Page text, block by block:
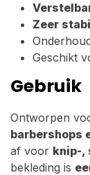
Zeer
Geschikt
Gebruik
Ontworpen
barbershops
af voor knip-,
bekleding is